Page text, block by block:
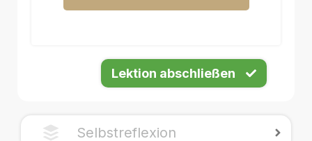
Lektion abschließen
Selbstreflexion